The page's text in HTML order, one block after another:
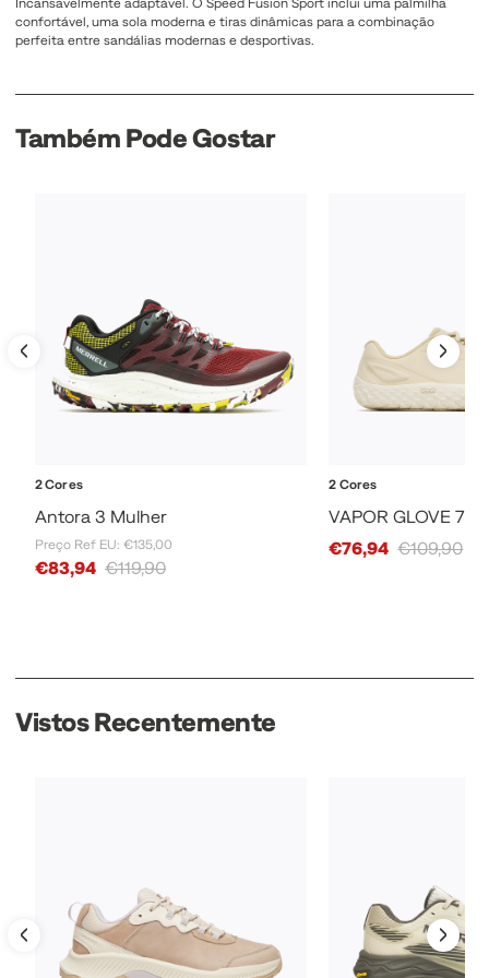
Incansavelmente adaptável. O Speed Fusion Sport inclui uma palmilha
confortável, uma sola moderna e tiras dinâmicas para a combinação
perfeita entre sandálias modernas e desportivas.
Também Pode Gostar
2 Cores
Antora 3 Mulher
Preço Ref EU: €135,00
Sale Price
€83,94 €119,90
2 Cores
VAPOR GLOVE 7
Sale Price
€76,94 €109,90
Vistos Recentemente